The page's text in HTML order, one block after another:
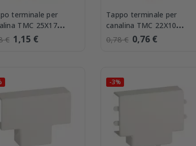
terminale per
TMC 25X17
LM 25x17 W
€ 1,15 €
Tappo terminale per
canalina TMC 22X10
Bocchiotti LM 22x10 W
0,78 € 0,76 €
-3%